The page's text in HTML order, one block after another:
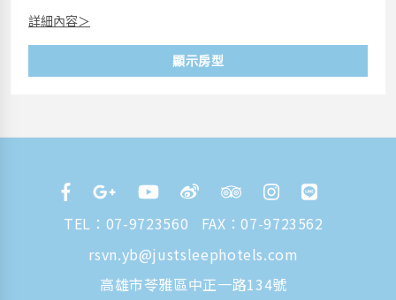
詳細內容＞
顯示房型
TEL： 07-9723560
FAX：07-9723562
rsvn.yb@justsleephotels.com
高雄市苓雅區中正一路134號